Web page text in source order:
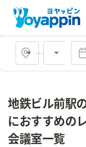
会場タ
地鉄ビル前駅
におすすめの
会議室一覧